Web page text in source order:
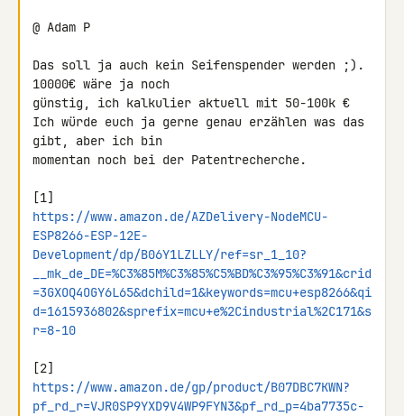
@ Adam P
Das soll ja auch kein Seifenspender werden ;).
10000€ wäre ja noch
günstig, ich kalkulier aktuell mit 50-100k €
Ich würde euch ja gerne genau erzählen was das
gibt, aber ich bin
momentan noch bei der Patentrecherche.
https://www.amazon.de/AZDelivery-NodeMCU-
ESP8266-ESP-12E-
Development/dp/B06Y1LZLLY/ref=sr_1_10?
__mk_de_DE=%C3%85M%C3%85%C5%BD%C3%95%C3%91&crid
=3GXOQ4OGY6L65&dchild=1&keywords=mcu+esp8266&qi
d=1615936802&sprefix=mcu+e%2Cindustrial%2C171&s
r=8-10
https://www.amazon.de/gp/product/B07DBC7KWN?
pf_rd_r=VJR0SP9YXD9V4WP9FYN3&pf_rd_p=4ba7735c-